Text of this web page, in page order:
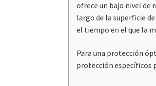
ofrece un bajo nivel de
largo de la superficie
el tiempo en el que la
Para una protección
protección específicos